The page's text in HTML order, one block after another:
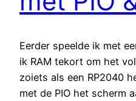
Eerder speelde ik met
ik RAM tekort om het
zoiets als een RP2040
met de PIO het scherm